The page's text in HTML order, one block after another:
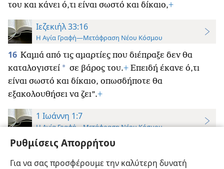
Ρυθμίσεις Απορρήτου
Για να σας προσφέρουμε την καλύτερη δυνατή
του και κάνει ό,τι είναι σωστό και δίκαιο,+
Ιεζεκιήλ 33:16
Η Αγία Γραφή—Μετάφραση Νέου Κόσμου
16 Καμιά από τις αμαρτίες που διέπραξε δεν θα
καταλογιστεί * σε βάρος του.+ Επειδή έκανε ό,τι
είναι σωστό και δίκαιο, οπωσδήποτε θα
εξακολουθήσει να ζει”.+
1 Ιωάννη 1:7
Η Αγία Γραφή—Μετάφραση Νέου Κόσμου
7 Ωστόσο, αν περπατάμε στο φως όπως αυτός είναι
στο φως, είμαστε ενωμένοι ο ένας με τον άλλον, και